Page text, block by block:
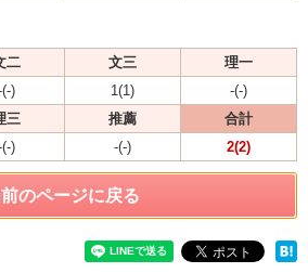
二 文三
理一
) 1(1)
-(-)
三 推薦
合計
) -(-) 2(2)
のページに戻る